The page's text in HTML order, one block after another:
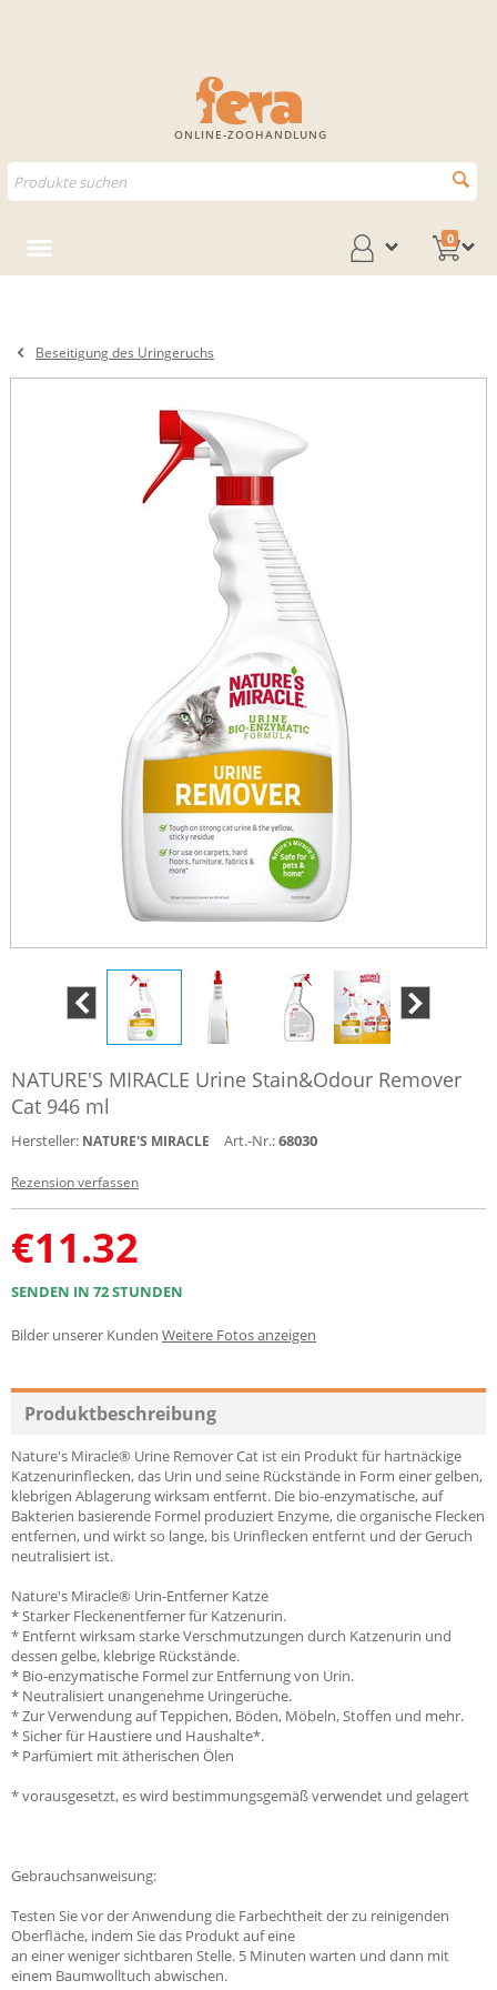
ONLINE-ZOOHANDLUNG
0
Beseitigung des Uringeruchs
NATURE'S MIRACLE Urine Stain&Odour Remover
Cat 946 ml
Hersteller: NATURE'S MIRACLE Art.-Nr.:68030
Rezension verfassen
€11.32
SENDEN IN 72 STUNDEN
Bilder unserer Kunden Weitere Fotos anzeigen
Produktbeschreibung
Nature's Miracle® Urine Remover Cat ist ein Produkt für hartnäckige
Katzenurinflecken, das Urin und seine Rückstände in Form einer gelben,
klebrigen Ablagerung wirksam entfernt. Die bio-enzymatische, auf
Bakterien basierende Formel produziert Enzyme, die organische Flecken
entfernen, und wirkt so lange, bis Urinflecken entfernt und der Geruch
neutralisiert ist.
Nature's Miracle® Urin-Entferner Katze
* Starker Fleckenentferner für Katzenurin.
* Entfernt wirksam starke Verschmutzungen durch Katzenurin und
dessen gelbe, klebrige Rückstände.
* Bio-enzymatische Formel zur Entfernung von Urin.
* Neutralisiert unangenehme Uringerüche.
* Zur Verwendung auf Teppichen, Böden, Möbeln, Stoffen und mehr.
* Sicher für Haustiere und Haushalte*.
* Parfümiert mit ätherischen Ölen
* vorausgesetzt, es wird bestimmungsgemäß verwendet und gelagert
Gebrauchsanweisung:
Testen Sie vor der Anwendung die Farbechtheit der zu reinigenden
Oberfläche, indem Sie das Produkt auf eine
an einer weniger sichtbaren Stelle. 5 Minuten warten und dann mit
einem Baumwolltuch abwischen.